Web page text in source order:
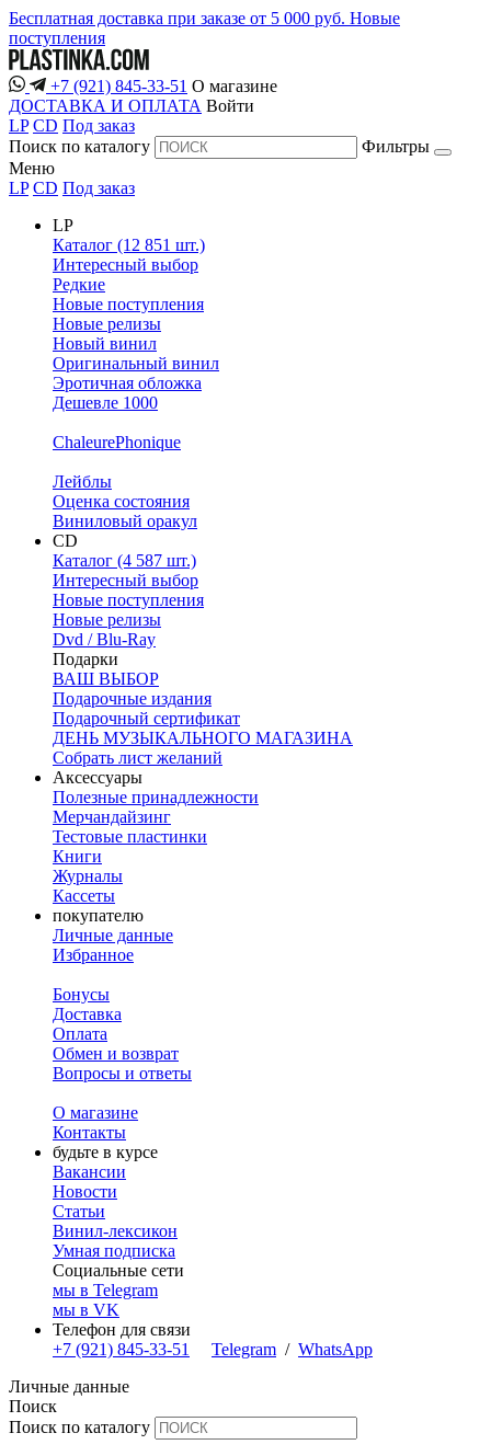
Бесплатная доставка при заказе от 5 000 руб. Новые
поступления
+7 (921) 845-33-51 О магазине
ДОСТАВКА И ОПЛАТА Войти
LP CD Под заказ
Поиск по каталогу
Фильтры
Меню
LP CD Под заказ
LP
Каталог (12 851 шт.)
Интересный выбор
Редкие
Новые поступления
Новые релизы
Новый винил
Оригинальный винил
Эротичная обложка
Дешевле 1000
ChaleurePhonique
Лейблы
Оценка состояния
Виниловый оракул
CD
Каталог (4 587 шт.)
Интересный выбор
Новые поступления
Новые релизы
Dvd / Blu-Ray
Подарки
ВАШ ВЫБОР
Подарочные издания
Подарочный сертификат
ДЕНЬ МУЗЫКАЛЬНОГО МАГАЗИНА
Собрать лист желаний
Аксессуары
Полезные принадлежности
Мерчандайзинг
Тестовые пластинки
Книги
Журналы
Кассеты
покупателю
Личные данные
Избранное
Бонусы
Доставка
Оплата
Обмен и возврат
Вопросы и ответы
О магазине
Контакты
будьте в курсе
Вакансии
Новости
Статьи
Винил-лексикон
Умная подписка
Социальные сети
мы в Telegram
мы в VK
Телефон для связи
+7 (921) 845-33-51
Telegram / WhatsApp
Личные данные
Поиск
Поиск по каталогу